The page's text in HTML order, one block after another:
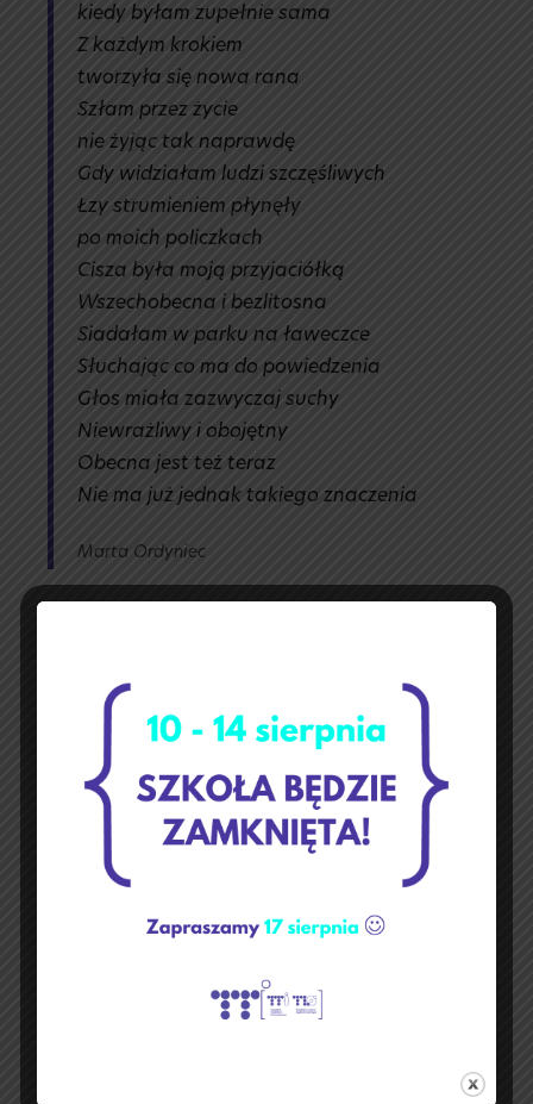
kiedy byłam zupełnie sama
Z każdym krokiem
tworzyła się nowa rana
Szłam przez życie
nie żyjąc tak naprawdę
Gdy widziałam ludzi szczęśliwych
Łzy strumieniem płynęły
po moich policzkach
Cisza była moją przyjaciółką
Wszechobecna i bezlitosna
Siadałam w parku na ławeczce
Słuchając co ma do powiedzenia
Głos miała zazwyczaj suchy
Niewrażliwy i obojętny
Obecna jest też teraz
Nie ma już jednak takiego znaczenia
Marta Ordyniec
MUZYKA CISZY
Pani w szkarłatnej pelerynie
Na tronie życia dumnie siedzi
Roztacza wokół podwładnego
Na wszystkie wątpliwości